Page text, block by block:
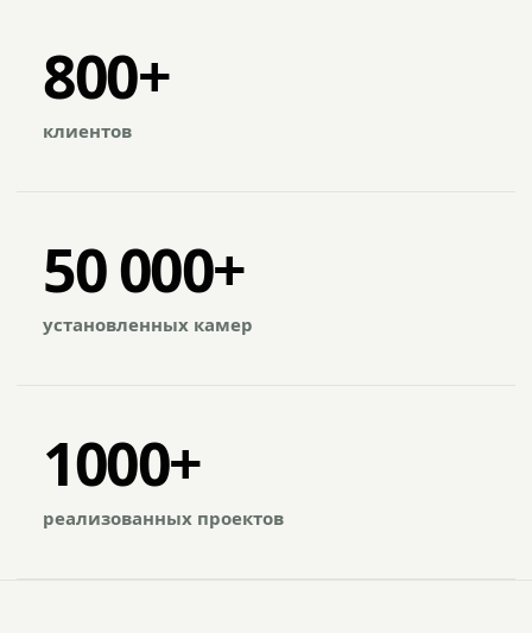
800+
клиентов
50 000+
установленных камер
1000+
реализованных проектов